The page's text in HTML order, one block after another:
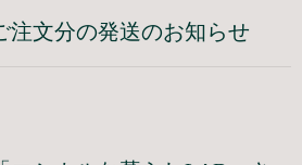
注文分の発送のお知らせ